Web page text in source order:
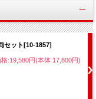
セット[10-1857]
格:19,580円(本体 17,800円)